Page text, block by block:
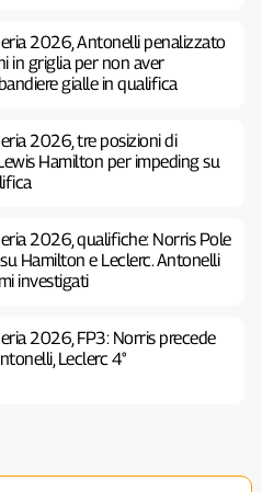
2026, Antonelli penalizzato
in griglia per non aver
gialle in qualifica
2026, tre posizioni di
Hamilton per impeding su
2026, qualifiche: Norris Pole
Hamilton e Leclerc. Antonelli
investigati
2026, FP3: Norris precede
Leclerc 4°